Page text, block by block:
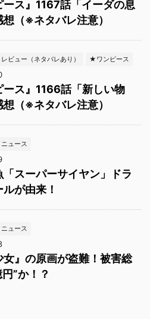
ース』1167話「イーダの息
（※ネタバレ注意）
ビュー（ネタバレあり） ★ワンピース
ース』1166話「新しい物
（※ネタバレ注意）
ュース
「スーパーサイヤン」ドラ
が由来！
ュース
女』の原画が盗難！被害総
”か！？